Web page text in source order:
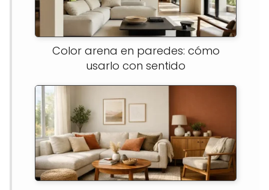
Color arena en paredes: cómo
usarlo con sentido